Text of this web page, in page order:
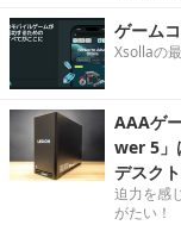
ゲーム
Xsollaの
AAAゲ
wer 5」
デスク
迫力を感
がたい！